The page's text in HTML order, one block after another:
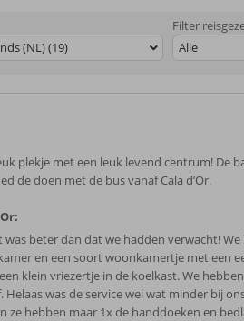
(NL) (19)
Filter
Alle
plekje met een leuk levend centrum! De
de doen met de bus vanaf Cala d’Or.
beter dan dat we hadden verwacht!
en een soort woonkamertje met een
klein vriezertje in de koelkast. We
was de service wel wat minder bij
ze hebben maar 1x de handdoeken en